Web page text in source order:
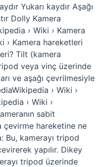
Yukarı kaydır Aşağı
Dolly Kamera
› Wiki › Kamera
› Kamera hareketleri
Tilt (kamera
veya vinç üzerinde
ve aşağı çevrilmesiyle
› Wiki ›
› Wiki ›
sabit
çevirme hareketine ne
Bu, kamerayı tripod
yapılır. Dikey
tripod üzerinde